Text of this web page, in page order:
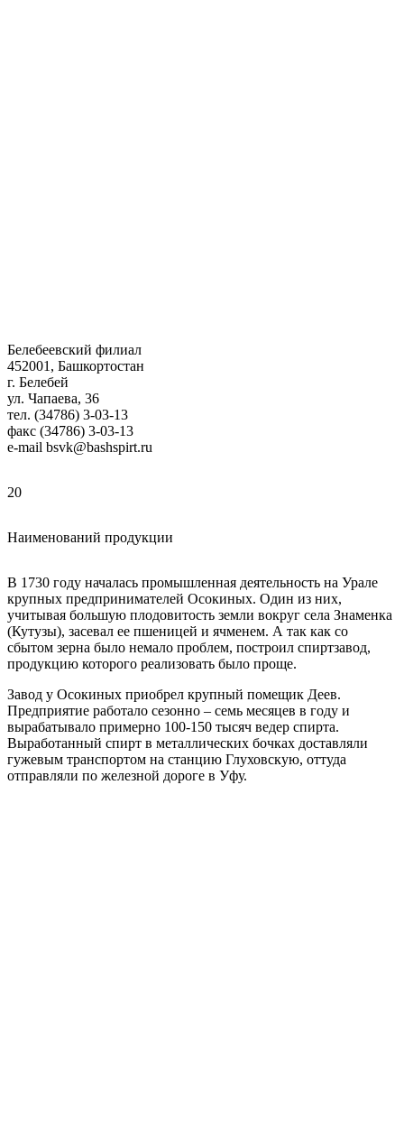
Белебеевский филиал
452001, Башкортостан
г. Белебей
ул. Чапаева, 36
тел. (34786) 3-03-13
факс (34786) 3-03-13
e-mail bsvk@bashspirt.ru
20
Наименований продукции
В 1730 году началась промышленная деятельность на Урале
крупных предпринимателей Осокиных. Один из них,
учитывая большую плодовитость земли вокруг села Знаменка
(Кутузы), засевал ее пшеницей и ячменем. А так как со
сбытом зерна было немало проблем, построил спиртзавод,
продукцию которого реализовать было проще.
Завод у Осокиных приобрел крупный помещик Деев.
Предприятие работало сезонно – семь месяцев в году и
вырабатывало примерно 100-150 тысяч ведер спирта.
Выработанный спирт в металлических бочках доставляли
гужевым транспортом на станцию Глуховскую, оттуда
отправляли по железной дороге в Уфу.